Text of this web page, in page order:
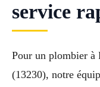
service
Pour un plombier à
(13230), notre